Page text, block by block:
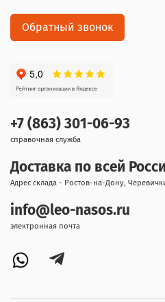
+7 (863) 301-06-93
справочная служба
Доставка по всей
Адрес склада - Ростов-на-Дону,
info@leo-nasos.ru
электронная почта
Обратный звонок